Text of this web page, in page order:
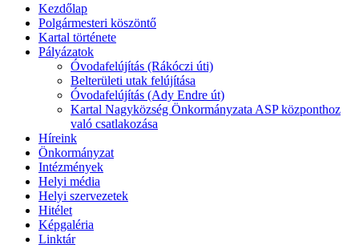
Kezdőlap
Polgármesteri köszöntő
Kartal története
Pályázatok
Óvodafelújítás (Rákóczi úti)
Belterületi utak felújítása
Óvodafelújítás (Ady Endre út)
Kartal Nagyközség Önkormányzata ASP központhoz
való csatlakozása
Híreink
Önkormányzat
Intézmények
Helyi média
Helyi szervezetek
Hitélet
Képgaléria
Linktár